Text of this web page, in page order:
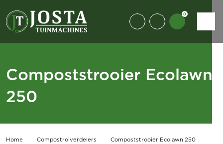
0
Compoststrooier Ecolawn
250
Home Compostrolverdelers Compoststrooier Ecolawn 250